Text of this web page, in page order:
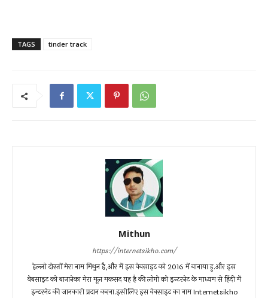
TAGS tinder track
Mithun
https://internetsikho.com/
हेल्लो दोस्तों मेरा नाम मिथुन है,और में इस वेबसाइट को 2016 में बानाया हु.और इस
वेबसाइट को बानानेका मेरा मूल मकसद यह है की लोगो को इन्टरनेट के माध्यम से हिंदी में
इन्टरनेट की जानकारी प्रदान करना.इसीलिए इस वेबसाइट का नाम Internetsikho